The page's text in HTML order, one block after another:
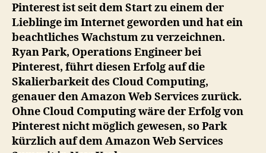
für
den
eigenen
Erfolg
verantwortlich
Pinterest ist seit dem Start zu einem der
Lieblinge im Internet geworden und hat ein
beachtliches Wachstum zu verzeichnen.
Ryan Park, Operations Engineer bei
Pinterest, führt diesen Erfolg auf die
Skalierbarkeit des Cloud Computing,
genauer den Amazon Web Services zurück.
Ohne Cloud Computing wäre der Erfolg von
Pinterest nicht möglich gewesen, so Park
kürzlich auf dem Amazon Web Services